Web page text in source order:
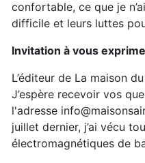
confortable, ce que je
difficile et leurs luttes
Invitation à vous
L’éditeur de La maison
J’espère recevoir vos
l'adresse
juillet dernier, j’ai vécu
électromagnétiques de